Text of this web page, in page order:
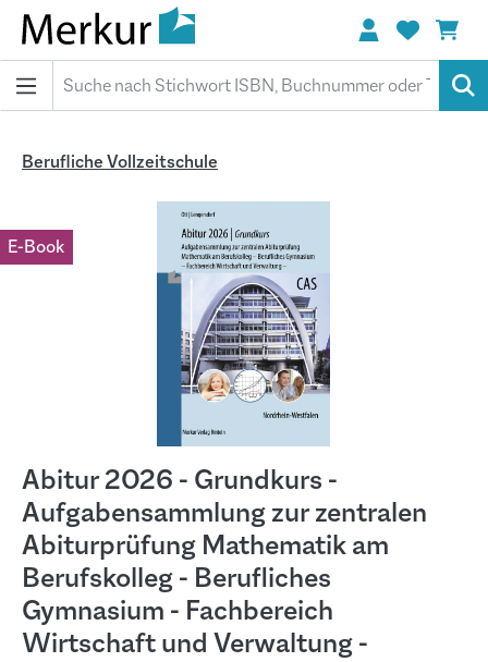
springen
Berufliche Vollzeitschule
E-Book
Bildergalerie überspringen
Abitur 2026 - Grundkurs -
Aufgabensammlung zur zentralen
Abiturprüfung Mathematik am
Berufskolleg - Berufliches
Gymnasium - Fachbereich
Wirtschaft und Verwaltung -